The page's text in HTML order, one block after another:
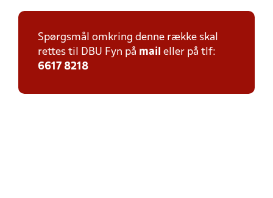
Spørgsmål omkring denne række skal
rettes til DBU Fyn på mail eller på tlf:
6617 8218